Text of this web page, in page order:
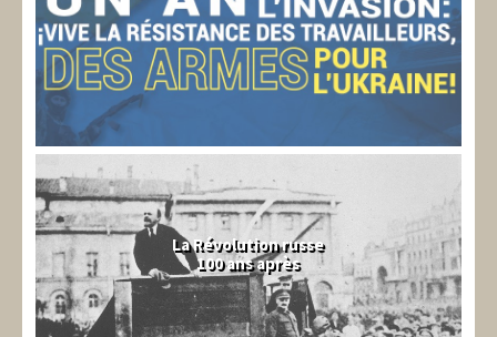
La Révolution russe
100 ans après